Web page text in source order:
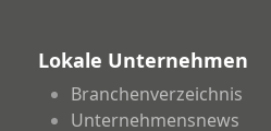
Lokale Unternehmen
Branchenverzeichnis
Unternehmensnews